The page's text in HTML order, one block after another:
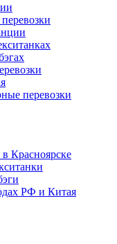
перевозки
Красноярске
РФ и Китая